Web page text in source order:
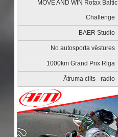
MOVE AND WIN Rotax Baltic
Challenge
BAER Studio
No autosporta vēstures
1000km Grand Prix Riga
Ātruma cilts - radio